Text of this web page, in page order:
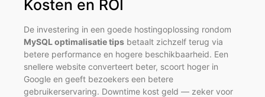
Kosten en ROI
De investering in een goede hostingoplossing rondom
MySQL optimalisatie tips betaalt zichzelf terug via
betere performance en hogere beschikbaarheid. Een
snellere website converteert beter, scoort hoger in
Google en geeft bezoekers een betere
gebruikerservaring. Downtime kost geld — zeker voor